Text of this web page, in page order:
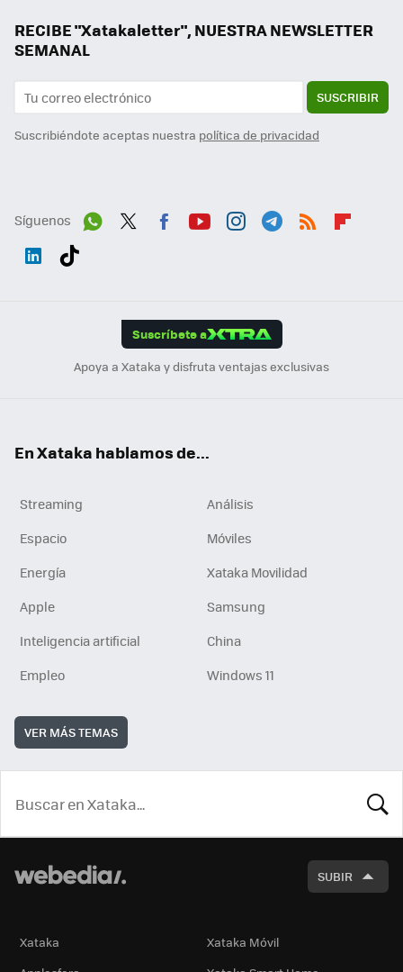
RECIBE "Xatakaletter", NUESTRA NEWSLETTER
SEMANAL
SUSCRIBIR
Suscribiéndote aceptas nuestra política de privacidad
Síguenos
Suscríbete a
Apoya a Xataka y disfruta ventajas exclusivas
En Xataka hablamos de...
Streaming
Análisis
Espacio
Móviles
Energía
Xataka Movilidad
Apple
Samsung
Inteligencia artificial
China
Empleo
Windows 11
VER MÁS TEMAS
SUBIR
Xataka
Xataka Móvil